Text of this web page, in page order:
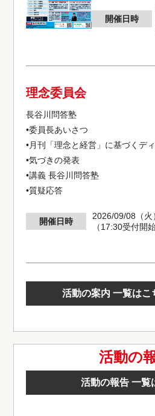
開催日時
理念委員会
長谷川問答塾
•委員長あいさつ
•月刊「理念と経営」に基づくデ
•気づきの発表
•講義 長谷川問答塾
•質疑応答
開催日時
2026/09/08（
（17:30受付開始
活動の案内 一覧はこ
活動の
活動の報告 一覧